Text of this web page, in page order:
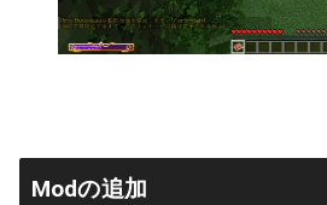
Modの追加